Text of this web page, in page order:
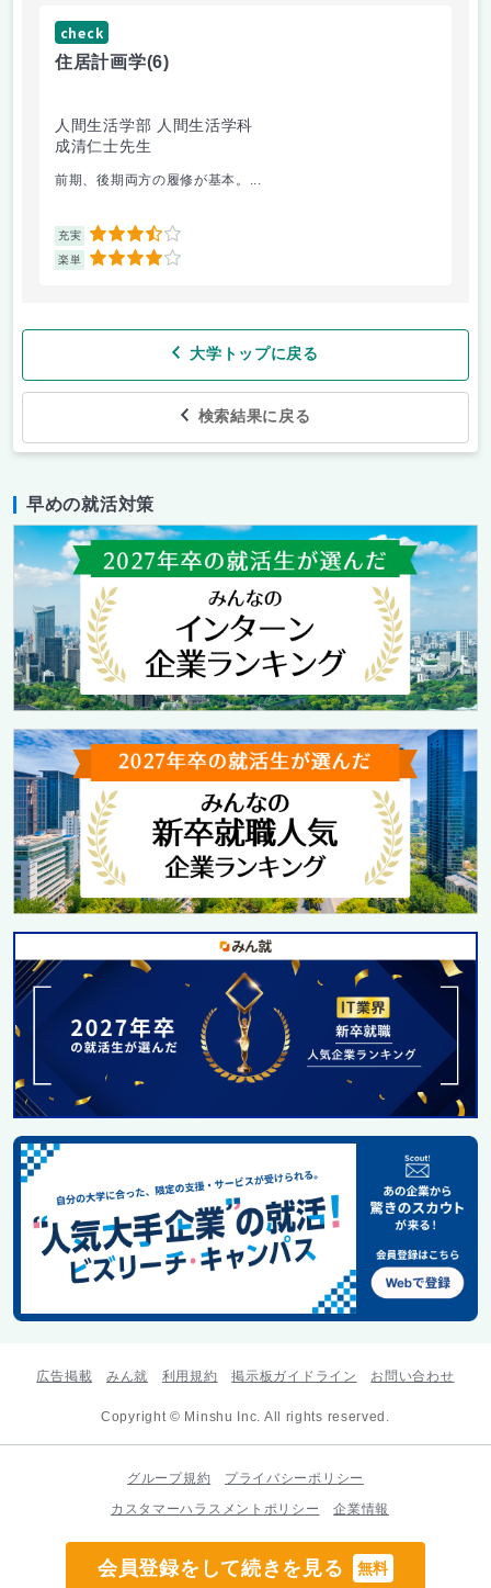
会員登録をして続きを見る 無料
check
住居計画学(6)
人間生活学部 人間生活学科
成清仁士先生
前期、後期両方の履修が基本。...
充実 3.5
楽単 4
大学トップに戻る
検索結果に戻る
早めの就活対策
広告掲載 みん就 利用規約 掲示板ガイドライン お問い合わせ
Copyright © Minshu Inc. All rights reserved.
グループ規約
プライバシーポリシー
カスタマーハラスメントポリシー
企業情報